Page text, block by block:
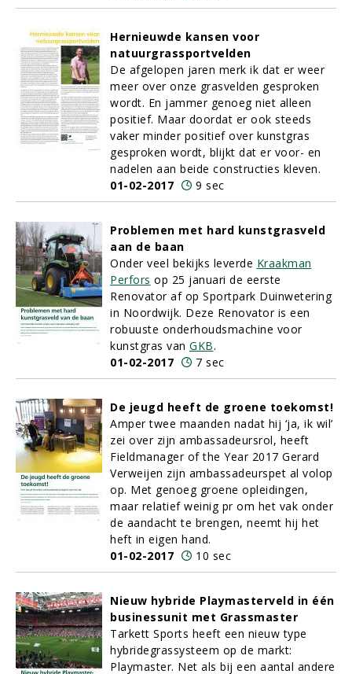
Hernieuwde kansen voor
natuurgrassportvelden
De afgelopen jaren merk ik dat er weer
meer over onze grasvelden gesproken
wordt. En jammer genoeg niet alleen
positief. Maar doordat er ook steeds
vaker minder positief over kunstgras
gesproken wordt, blijkt dat er voor- en
nadelen aan beide constructies kleven.
01-02-2017
9 sec
Problemen met hard kunstgrasveld
aan de baan
Onder veel bekijks leverde Kraakman
Perfors op 25 januari de eerste
Renovator af op Sportpark Duinwetering
in Noordwijk. Deze Renovator is een
robuuste onderhoudsmachine voor
kunstgras van GKB.
01-02-2017
7 sec
De jeugd heeft de groene toekomst!
Amper twee maanden nadat hij ‘ja, ik wil’
zei over zijn ambassadeursrol, heeft
Fieldmanager of the Year 2017 Gerard
Verweijen zijn ambassadeurspet al volop
op. Met genoeg groene opleidingen,
maar relatief weinig pr om het vak onder
de aandacht te brengen, neemt hij het
heft in eigen hand.
01-02-2017
10 sec
Nieuw hybride Playmasterveld in één
businessunit met Grassmaster
Tarkett Sports heeft een nieuw type
hybridegrassysteem op de markt:
Playmaster. Net als bij een aantal andere